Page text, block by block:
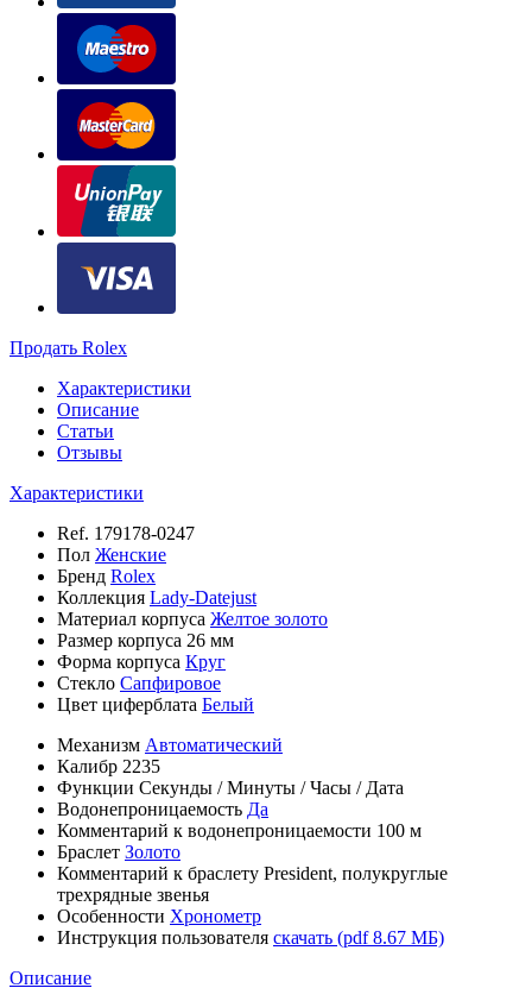
Продать Rolex
Характеристики
Описание
Статьи
Отзывы
Характеристики
Ref. 179178-0247
Пол Женские
Бренд Rolex
Коллекция Lady-Datejust
Материал корпуса Желтое золото
Размер корпуса 26 мм
Форма корпуса Круг
Стекло Сапфировое
Цвет циферблата Белый
Механизм Автоматический
Калибр 2235
Функции Секунды /Минуты /Часы / Дата
Водонепроницаемость Да
Комментарий к водонепроницаемости 100 м
Браслет Золото
Комментарий к браслету President, полукруглые
трехрядные звенья
Особенности Хронометр
Инструкция пользователя скачать (pdf 8.67 МБ)
Описание